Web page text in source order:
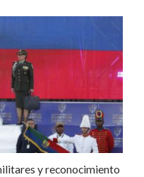
y reconocimiento